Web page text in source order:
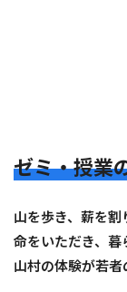
ゼミ・授業
山を歩き、薪を割
命をいただき、暮
山村の体験が若